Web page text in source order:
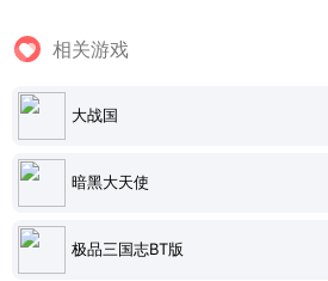
相关游戏
大战国
暗黑大天使
极品三国志BT版